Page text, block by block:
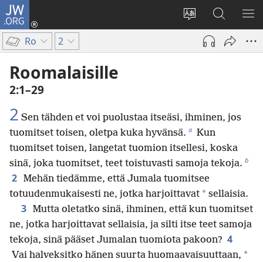
JW.ORG
Vaihda
sivuston
kieli
Kirjaudu
(avaa
ikkunan)
Hae
JW.ORG-
sivustolta
Ro 2
Roomalaisille
2:1–29
2 Sen tähden et voi puolustaa itseäsi, ihminen, jos
tuomitset toisen, oletpa kuka hyvänsä. a Kun
tuomitset toisen, langetat tuomion itsellesi, koska
sinä, joka tuomitset, teet toistuvasti samoja tekoja. b
2 Mehän tiedämme, että Jumala tuomitsee
totuudenmukaisesti ne, jotka harjoittavat * sellaisia.
3 Mutta oletatko sinä, ihminen, että kun tuomitset
ne, jotka harjoittavat sellaisia, ja silti itse teet samoja
tekoja, sinä pääset Jumalan tuomiota pakoon? 4
Vai halveksitko hänen suurta huomaavaisuuttaan, *